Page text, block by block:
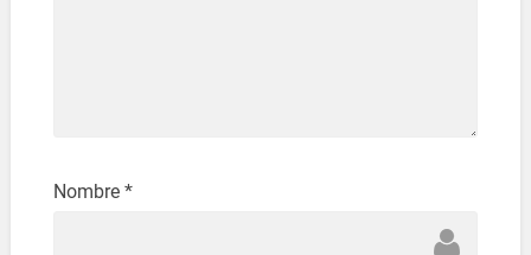
Nombre *